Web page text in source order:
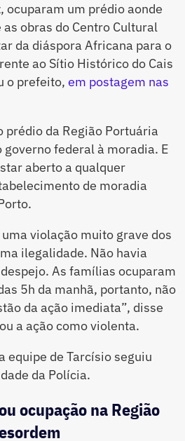
ocuparam um prédio aonde
obras do Centro Cultural
da diáspora Africana para o
ao Sítio Histórico do Cais
o prefeito, em postagem nas
prédio da Região Portuária
federal à moradia. E
aberto a qualquer
de moradia
violação muito grave dos
ilegalidade. Não havia
As famílias ocuparam
5h da manhã, portanto, não
da ação imediata”, disse
a ação como violenta.
equipe de Tarcísio seguiu
da Polícia.
ocupação na Região